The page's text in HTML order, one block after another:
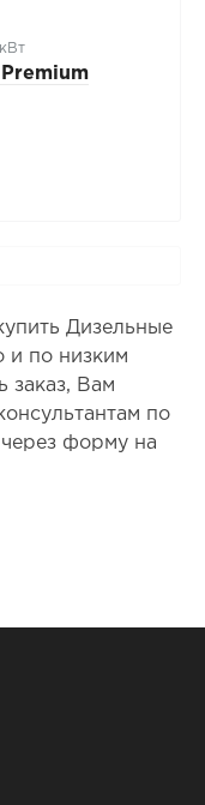
Дизельные
и по низким
заказ, Вам
по
через форму на